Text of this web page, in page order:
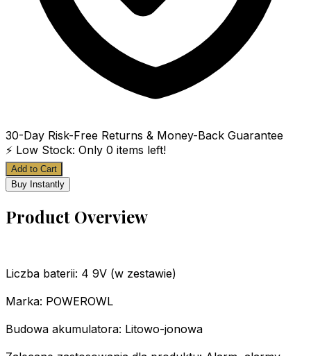
30-Day Risk-Free Returns & Money-Back Guarantee
⚡ Low Stock: Only 0 items left!
Add to Cart
Buy Instantly
Product Overview
Liczba baterii: 4 9V (w zestawie)
Marka: POWEROWL
Budowa akumulatora: Litowo-jonowa